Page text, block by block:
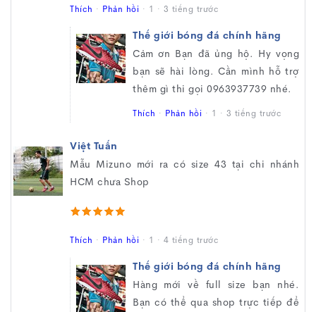
Thích · Phản hồi · 1 · 3 tiếng trước
Thế giới bóng đá chính hãng
Cảm ơn Bạn đã ủng hộ. Hy vọng
bạn sẽ hài lòng. Cần mình hỗ trợ
thêm gì thi gọi 0963937739 nhé.
Thích · Phản hồi · 1 · 3 tiếng trước
Việt Tuấn
Mẫu Mizuno mới ra có size 43 tại chi nhánh
HCM chưa Shop
Thích · Phản hồi · 1 · 4 tiếng trước
Thế giới bóng đá chính hãng
Hàng mới về full size bạn nhé.
Bạn có thể qua shop trực tiếp để